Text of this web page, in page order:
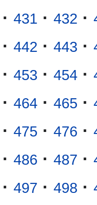
· 431 · 432 ·
· 442 · 443 ·
· 453 · 454 ·
· 464 · 465 ·
· 475 · 476 ·
· 486 · 487 ·
· 497 · 498 ·